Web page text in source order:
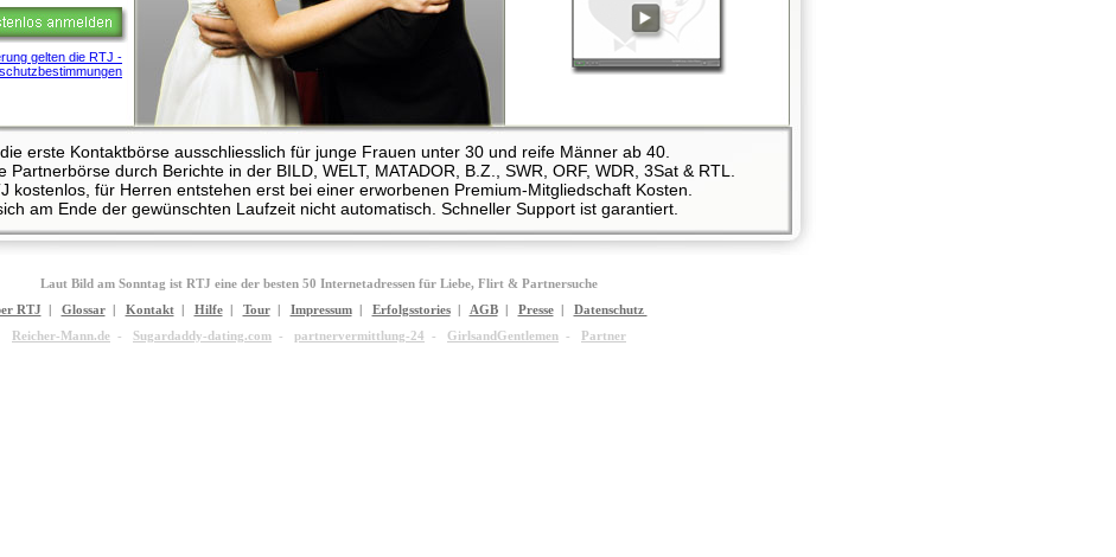
gelten die RTJ -
erste Kontaktbörse ausschliesslich für junge Frauen unter 30 und reife Männer ab 40.
Partnerbörse durch Berichte in der BILD, WELT, MATADOR, B.Z., SWR, ORF, WDR, 3Sat & RTL.
kostenlos, für Herren entstehen erst bei einer erworbenen Premium-Mitgliedschaft Kosten.
am Ende der gewünschten Laufzeit nicht automatisch. Schneller Support ist garantiert.
Laut Bild am Sonntag ist RTJ eine der besten 50 Internetadressen für Liebe, Flirt & Partnersuche
RTJ | Glossar| Kontakt| Hilfe| Tour| Impressum| Erfolgsstories| AGB| Presse| Datenschutz
Reicher-Mann.de - Sugardaddy-dating.com - partnervermittlung-24 - GirlsandGentlemen - Partner